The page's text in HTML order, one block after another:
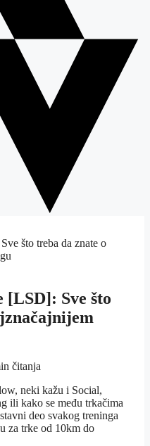
[LSD]: Sve što
čitanja
neki kažu i Social,
ili kako se među trkačima
deo svakog treninga
za trke od 10km do